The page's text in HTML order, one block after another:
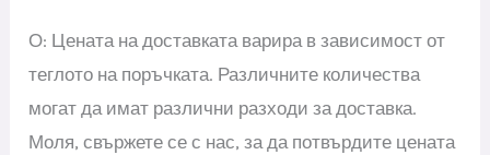
О: Цената на доставката варира в зависимост от
теглото на поръчката. Различните количества
могат да имат различни разходи за доставка.
Моля, свържете се с нас, за да потвърдите цената